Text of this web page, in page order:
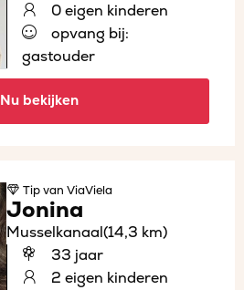
0 eigen kinderen
opvang bij:
gastouder
Nu bekijken
Tipvan ViaViela
Jonina
Musselkanaal(14,3 km)
33 jaar
2 eigen kinderen